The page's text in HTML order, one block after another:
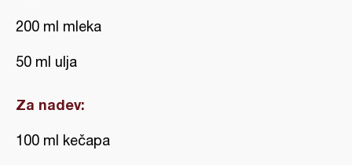
200 ml mleka
50 ml ulja
Za nadev:
100 ml kečapa